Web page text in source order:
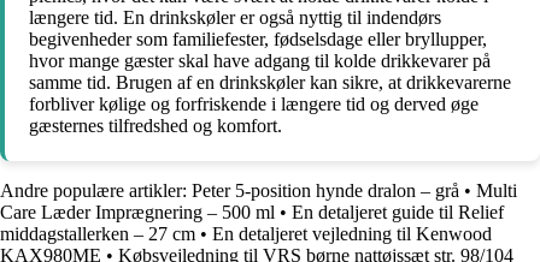
længere tid. En drinkskøler er også nyttig til indendørs
begivenheder som familiefester, fødselsdage eller bryllupper,
hvor mange gæster skal have adgang til kolde drikkevarer på
samme tid. Brugen af en drinkskøler kan sikre, at drikkevarerne
forbliver kølige og forfriskende i længere tid og derved øge
gæsternes tilfredshed og komfort.
Andre populære artikler: Peter 5-position hynde dralon – grå • Multi
Care Læder Imprægnering – 500 ml • En detaljeret guide til Relief
middagstallerken – 27 cm • En detaljeret vejledning til Kenwood
KAX980ME • Købsvejledning til VRS børne nattøjssæt str. 98/104